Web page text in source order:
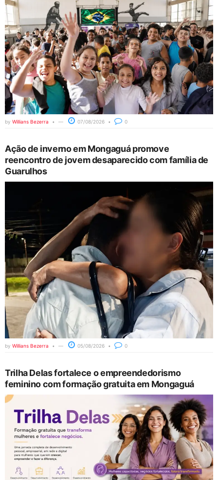
by Willians Bezerra 07/08/2026 0
Ação de inverno em Mongaguá promove
reencontro de jovem desaparecido com família de
Guarulhos
by Willians Bezerra 05/08/2026 0
Trilha Delas fortalece o empreendedorismo
feminino com formação gratuita em Mongaguá